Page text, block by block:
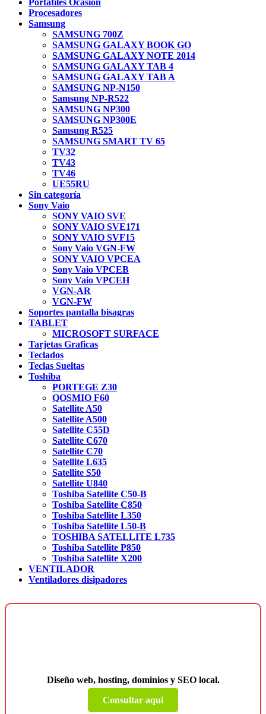
Portatiles Ocasion
Procesadores
Samsung
SAMSUNG 700Z
SAMSUNG GALAXY BOOK GO
SAMSUNG GALAXY NOTE 2014
SAMSUNG GALAXY TAB 4
SAMSUNG GALAXY TAB A
SAMSUNG NP-N150
Samsung NP-R522
SAMSUNG NP300
SAMSUNG NP300E
Samsung R525
SAMSUNG SMART TV 65
TV32
TV43
TV46
UE55RU
Sin categoría
Sony Vaio
SONY VAIO SVE
SONY VAIO SVE171
SONY VAIO SVF15
Sony Vaio VGN-FW
SONY VAIO VPCEA
Sony Vaio VPCEB
Sony Vaio VPCEH
VGN-AR
VGN-FW
Soportes pantalla bisagras
TABLET
MICROSOFT SURFACE
Tarjetas Graficas
Teclados
Teclas Sueltas
Toshiba
PORTEGE Z30
QOSMIO F60
Satellite A50
Satellite A500
Satellite C55D
Satellite C670
Satellite C70
Satellite L635
Satellite S50
Satellite U840
Toshiba Satellite C50-B
Toshiba Satellite C850
Toshiba Satellite L350
Toshiba Satellite L50-B
TOSHIBA SATELLITE L735
Toshiba Satellite P850
Toshiba Satellite X200
VENTILADOR
Ventiladores disipadores
Diseño web, hosting, dominios y SEO local.
Consultar aqui